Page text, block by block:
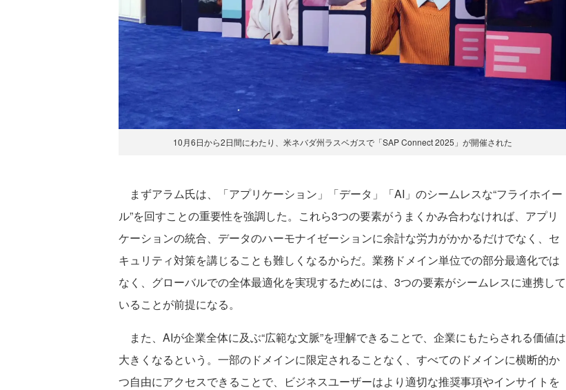
10月6日から2日間にわたり、米ネバダ州ラスベガスで「SAP Connect 2025」が開催された
まずアラム氏は、「アプリケーション」「データ」「AI」のシームレスな“フライホイー
ル”を回すことの重要性を強調した。これら3つの要素がうまくかみ合わなければ、アプリ
ケーションの統合、データのハーモナイゼーションに余計な労力がかかるだけでなく、セ
キュリティ対策を講じることも難しくなるからだ。業務ドメイン単位での部分最適化では
なく、グローバルでの全体最適化を実現するためには、3つの要素がシームレスに連携して
いることが前提になる。
また、AIが企業全体に及ぶ“広範な文脈”を理解できることで、企業にもたらされる価値は
大きくなるという。一部のドメインに限定されることなく、すべてのドメインに横断的か
つ自由にアクセスできることで、ビジネスユーザーはより適切な推奨事項やインサイトを